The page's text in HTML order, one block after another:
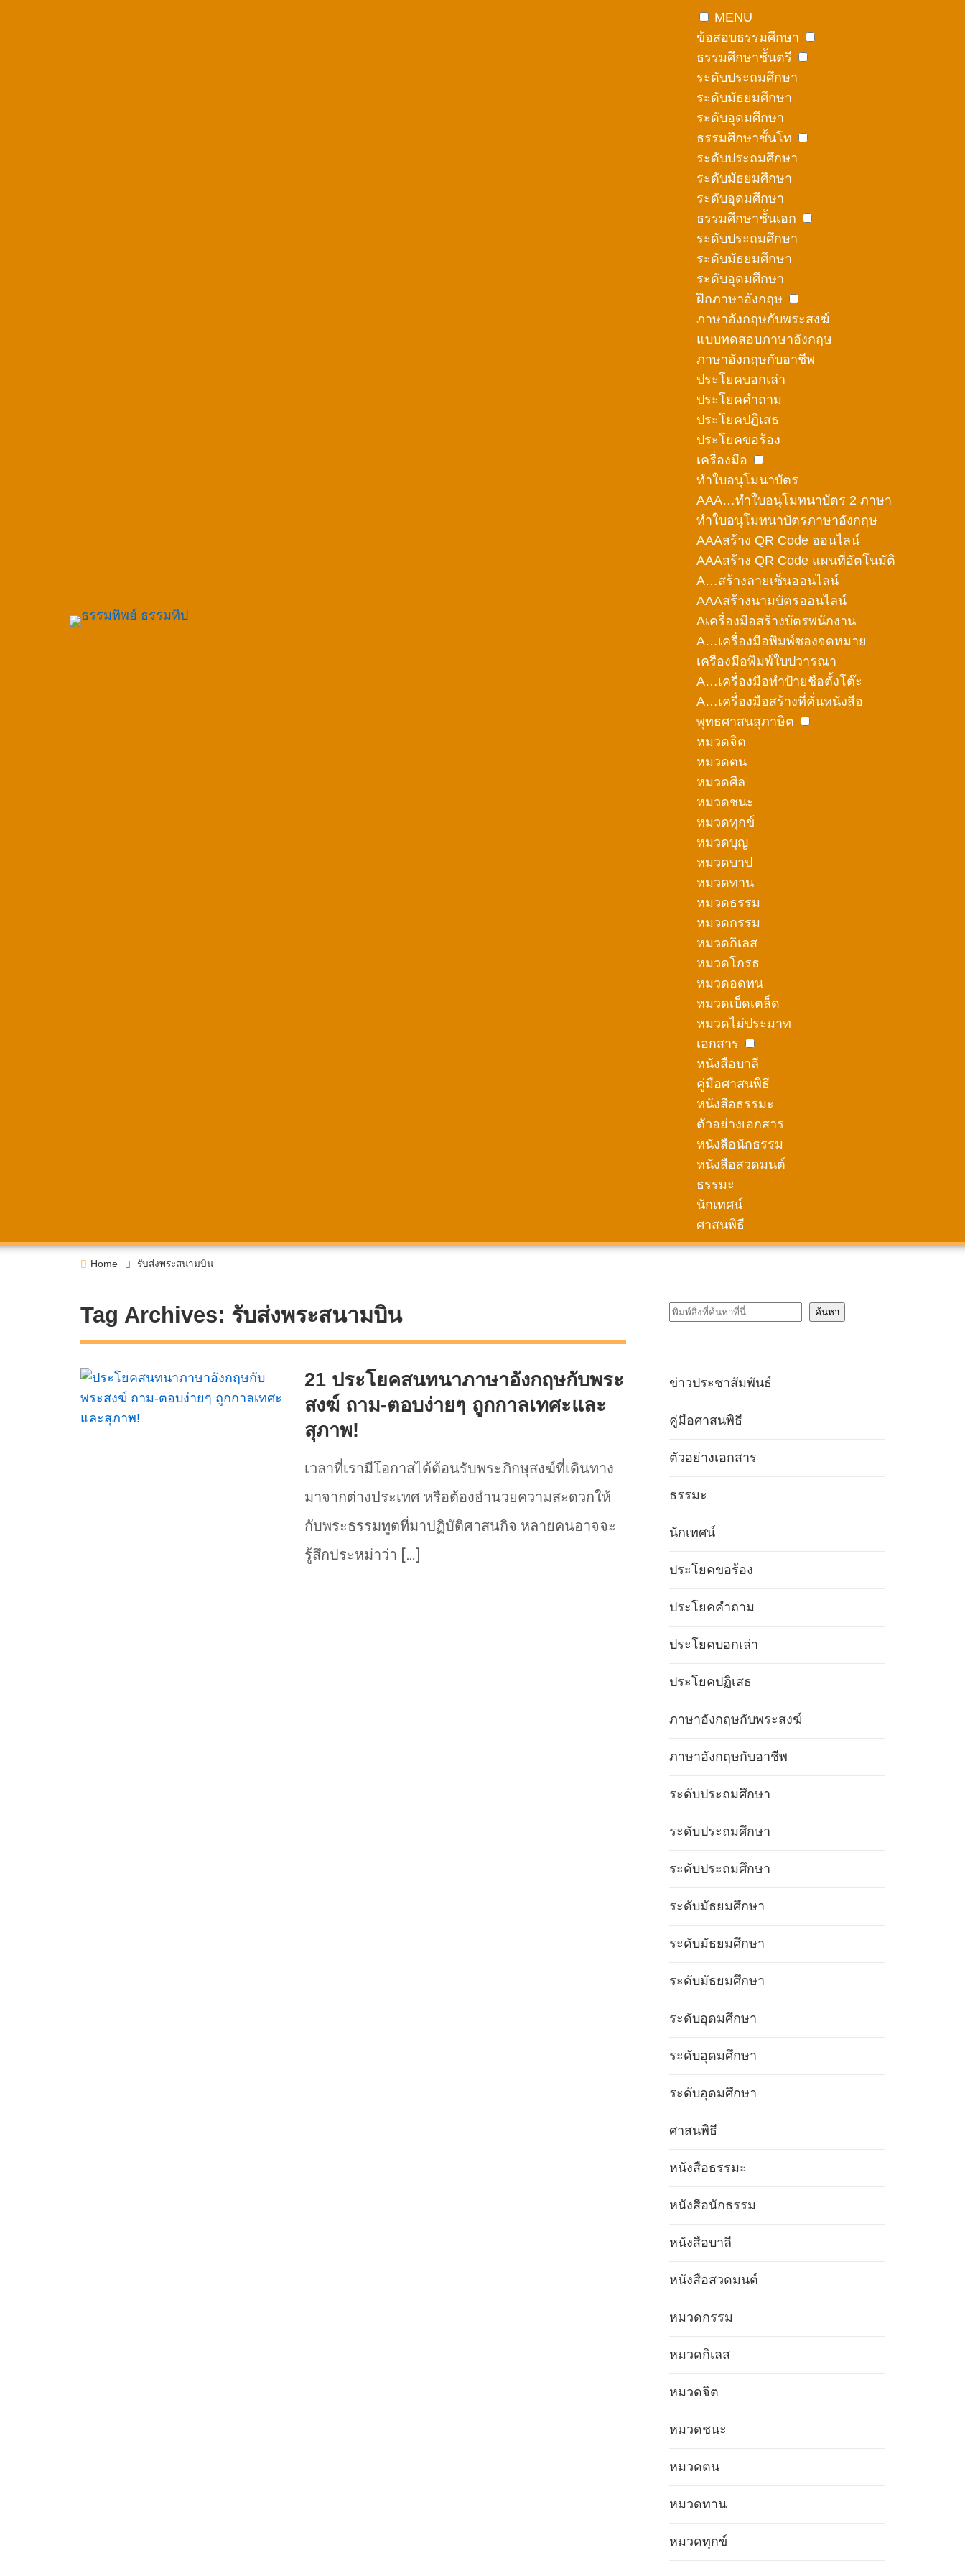
MENU
ข้อสอบธรรมศึกษา
ธรรมศึกษาชั้นตรี
ระดับประถมศึกษา
ระดับมัธยมศึกษา
ระดับอุดมศึกษา
ธรรมศึกษาชั้นโท
ระดับประถมศึกษา
ระดับมัธยมศึกษา
ระดับอุดมศึกษา
ธรรมศึกษาชั้นเอก
ระดับประถมศึกษา
ระดับมัธยมศึกษา
ระดับอุดมศึกษา
ฝึกภาษาอังกฤษ
ภาษาอังกฤษกับพระสงฆ์
แบบทดสอบภาษาอังกฤษ
ภาษาอังกฤษกับอาชีพ
ประโยคบอกเล่า
ประโยคคำถาม
ประโยคปฏิเสธ
ประโยคขอร้อง
เครื่องมือ
ทำใบอนุโมนาบัตร
AAA…ทำใบอนุโมทนาบัตร 2 ภาษา
ทำใบอนุโมทนาบัตรภาษาอังกฤษ
AAAสร้าง QR Code ออนไลน์
AAAสร้าง QR Code แผนที่อัตโนมัติ
A…สร้างลายเซ็นออนไลน์
AAAสร้างนามบัตรออนไลน์
Aเครื่องมือสร้างบัตรพนักงาน
A…เครื่องมือพิมพ์ซองจดหมาย
เครื่องมือพิมพ์ใบปวารณา
A…เครื่องมือทำป้ายชื่อตั้งโต๊ะ
A…เครื่องมือสร้างที่คั่นหนังสือ
พุทธศาสนสุภาษิต
หมวดจิต
หมวดตน
หมวดศีล
หมวดชนะ
หมวดทุกข์
หมวดบุญ
หมวดบาป
หมวดทาน
หมวดธรรม
หมวดกรรม
หมวดกิเลส
หมวดโกรธ
หมวดอดทน
หมวดเบ็ดเตล็ด
หมวดไม่ประมาท
เอกสาร
หนังสือบาลี
คู่มือศาสนพิธี
หนังสือธรรมะ
ตัวอย่างเอกสาร
หนังสือนักธรรม
หนังสือสวดมนต์
ธรรมะ
นักเทศน์
ศาสนพิธี
Home รับส่งพระสนามบิน
Tag Archives: รับส่งพระสนามบิน
21 ประโยคสนทนาภาษาอังกฤษกับพระ
สงฆ์ ถาม-ตอบง่ายๆ ถูกกาลเทศะและ
สุภาพ!
เวลาที่เรามีโอกาสได้ต้อนรับพระภิกษุสงฆ์ที่เดินทาง
มาจากต่างประเทศ หรือต้องอำนวยความสะดวกให้
กับพระธรรมทูตที่มาปฏิบัติศาสนกิจ หลายคนอาจจะ
รู้สึกประหม่าว่า […]
ค้นหา ค้นหา
ข่าวประชาสัมพันธ์
คู่มือศาสนพิธี
ตัวอย่างเอกสาร
ธรรมะ
นักเทศน์
ประโยคขอร้อง
ประโยคคำถาม
ประโยคบอกเล่า
ประโยคปฏิเสธ
ภาษาอังกฤษกับพระสงฆ์
ภาษาอังกฤษกับอาชีพ
ระดับประถมศึกษา
ระดับประถมศึกษา
ระดับประถมศึกษา
ระดับมัธยมศึกษา
ระดับมัธยมศึกษา
ระดับมัธยมศึกษา
ระดับอุดมศึกษา
ระดับอุดมศึกษา
ระดับอุดมศึกษา
ศาสนพิธี
หนังสือธรรมะ
หนังสือนักธรรม
หนังสือบาลี
หนังสือสวดมนต์
หมวดกรรม
หมวดกิเลส
หมวดจิต
หมวดชนะ
หมวดตน
หมวดทาน
หมวดทุกข์